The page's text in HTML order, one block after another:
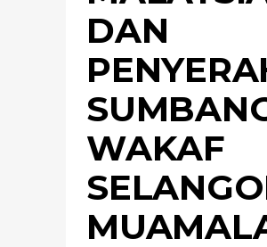
DAN
WAKAF